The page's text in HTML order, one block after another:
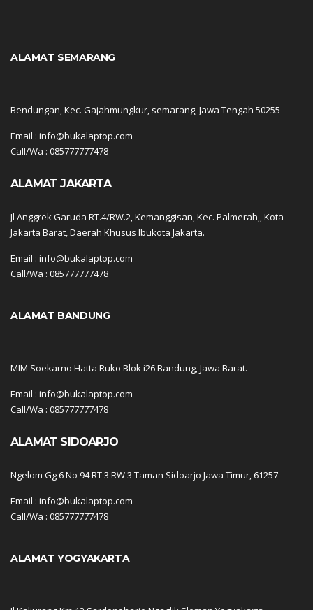
ALAMAT SEMARANG
Bendungan, Kec. Gajahmungkur, semarang, Jawa Tengah 50255
Email : info@bukalaptop.com
Call/Wa : 085777777478
ALAMAT JAKARTA
Jl Anggrek Garuda RT.4/RW.2, Kemanggisan, Kec. Palmerah,, Kota
Jakarta Barat, Daerah Khusus Ibukota Jakarta.
Email : info@bukalaptop.com
Call/Wa : 085777777478
ALAMAT BANDUNG
MIM Soekarno Hatta Ruko Blok i26 Bandung, Jawa Barat.
Email : info@bukalaptop.com
Call/Wa : 085777777478
ALAMAT SIDOARJO
Ngelom Gg 6 No 94 RT 3 RW 3 Taman Sidoarjo Jawa Timur, 61257
Email : info@bukalaptop.com
Call/Wa : 085777777478
ALAMAT YOGYAKARTA